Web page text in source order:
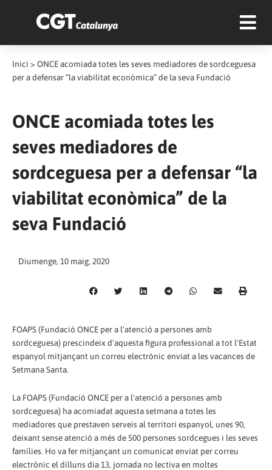
Inici > ONCE acomiada totes les seves mediadores de sordceguesa
per a defensar “la viabilitat econòmica” de la seva Fundació
ONCE acomiada totes les
seves mediadores de
sordceguesa per a defensar “la
viabilitat econòmica” de la
seva Fundació
Diumenge, 10 maig, 2020
FOAPS (Fundació ONCE per a l'atenció a persones amb
sordceguesa) prescindeix d'aquesta figura professional a tot l'Estat
espanyol mitjançant un correu electrònic enviat a les vacances de
Setmana Santa.
La FOAPS (Fundació ONCE per a l'atenció a persones amb
sordceguesa) ha acomiadat aquesta setmana a totes les
mediadores que prestaven serveis al territori espanyol, unes 90,
deixant sense atenció a més de 500 persones sordcegues i les seves
famílies. Ho va fer mitjançant un comunicat enviat per correu
electrònic el dilluns dia 13, jornada no lectiva en moltes